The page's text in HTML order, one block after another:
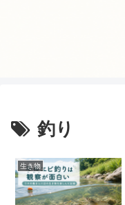
釣り
生き物